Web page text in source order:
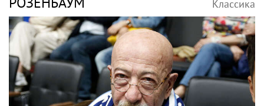
Рэпер Моргенштерн исполнил на концерте
песню Мии Бойки "Базовый минимум"
ТИМАТИ Классика